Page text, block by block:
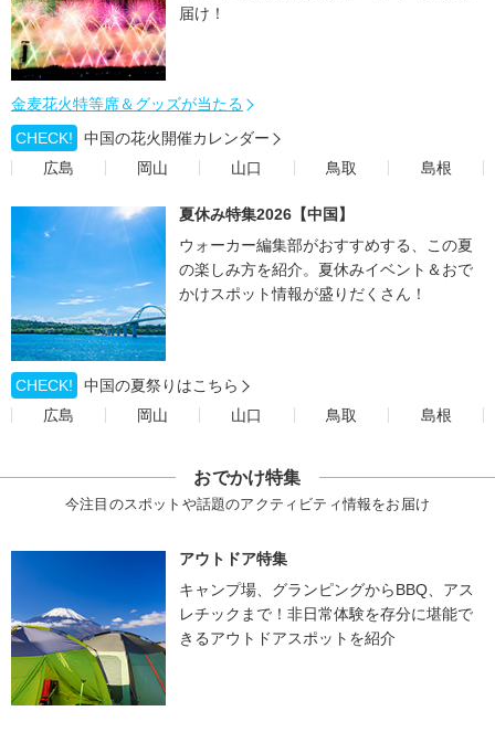
届け！
金麦花火特等席＆グッズが当たる
CHECK!
中国の花火開催カレンダー
広島
岡山 山口 鳥取 島根
夏休み特集2026【中国】
ウォーカー編集部がおすすめする、この夏
の楽しみ方を紹介。夏休みイベント＆おで
かけスポット情報が盛りだくさん！
CHECK!
中国の夏祭りはこちら
広島
岡山 山口 鳥取 島根
おでかけ特集
今注目のスポットや話題のアクティビティ情報をお届け
アウトドア特集
キャンプ場、グランピングからBBQ、アス
レチックまで！非日常体験を存分に堪能で
きるアウトドアスポットを紹介